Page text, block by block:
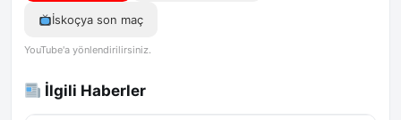
İskoçya son maç
YouTube'a yönlendirilirsiniz.
İlgili Haberler